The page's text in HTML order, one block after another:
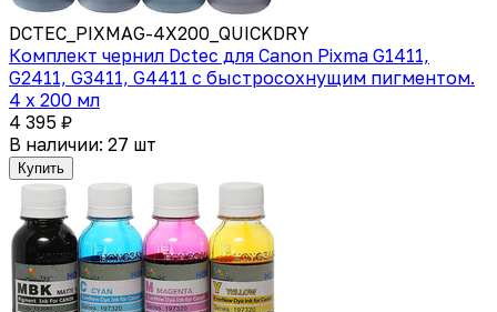
DCTEC_PIXMAG-4X200_QUICKDRY
Комплект чернил Dctec для Canon Pixma G1411,
G2411, G3411, G4411 с быстросохнущим пигментом.
4 x 200 мл
4 395 ₽
В наличии: 27 шт
Купить